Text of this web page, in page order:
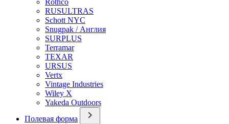
Rothco
RUSULTRAS
Schott NYC
Snugpak / Англия
SURPLUS
Terramar
TEXAR
URSUS
Vertx
Vintage Industries
Wiley X
Yakeda Outdoors
Полевая форма